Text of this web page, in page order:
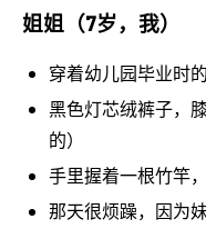
姐姐（7岁，我）
穿着幼儿园毕业时
黑色灯芯绒裤子，
的）
手里握着一根竹竿
那天很烦躁，因为